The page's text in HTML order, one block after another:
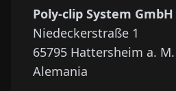
Poly-clip System GmbH
Niedeckerstraße 1
65795 Hattersheim a. M.
Alemania